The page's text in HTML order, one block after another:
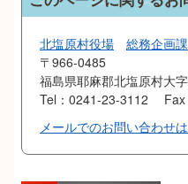
北塩原村役場 総務企画課
〒966-0485
福島県耶麻郡北塩原村大
Tel：0241-23-3112
メールでのお問い合わせ